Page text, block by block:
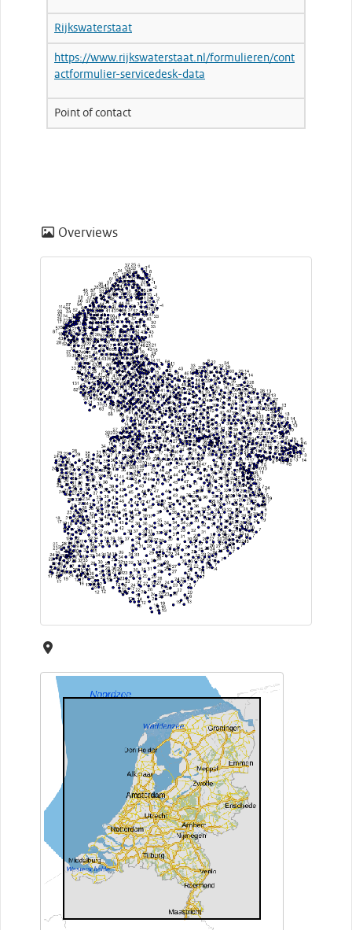
Rijkswaterstaat
https://www.rijkswaterstaat.nl/formulieren/cont
actformulier-servicedesk-data
Point of contact
Overviews